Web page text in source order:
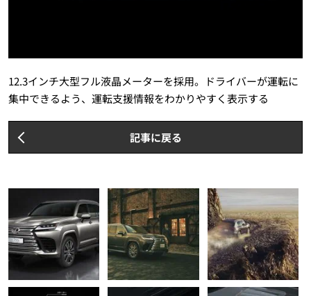
12.3インチ大型フル液晶メーターを採用。ドライバーが運転に
集中できるよう、運転支援情報をわかりやすく表示する
記事に戻る